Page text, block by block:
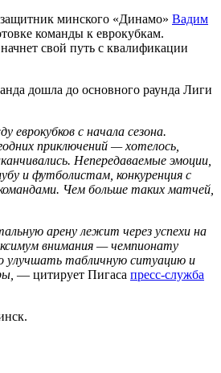
минского «Динамо» Вадим
команды к еврокубкам.
свой путь с квалификации
дошла до основного раунда Лиги
с начала сезона.
приключений — хотелось,
Непередаваемые эмоции,
и футболистам, конкуренция с
Чем больше таких матчей,
арену лежит через успехи на
внимания — чемпионату
улучшать табличную ситуацию и
— цитирует Пигаса пресс-служба